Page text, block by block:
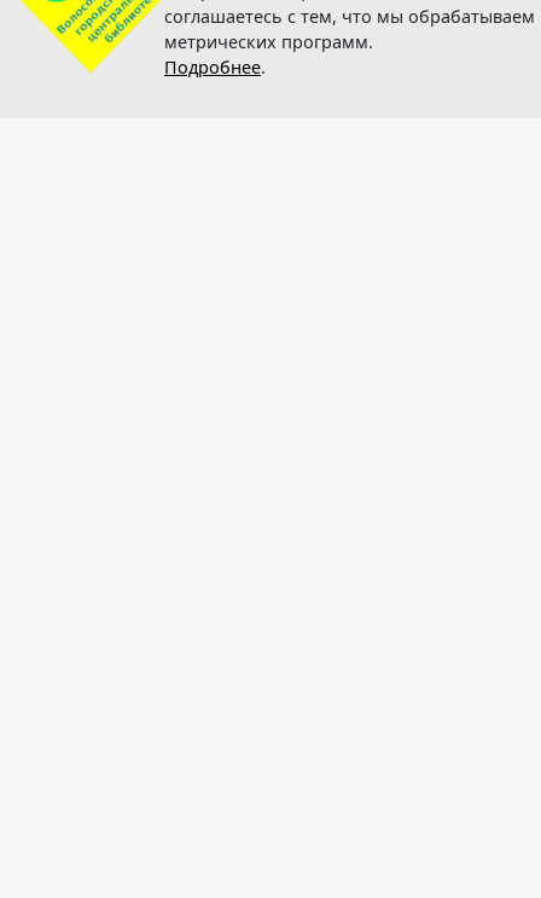
соглашаетесь с тем, что мы
метрических программ.
Подробнее.